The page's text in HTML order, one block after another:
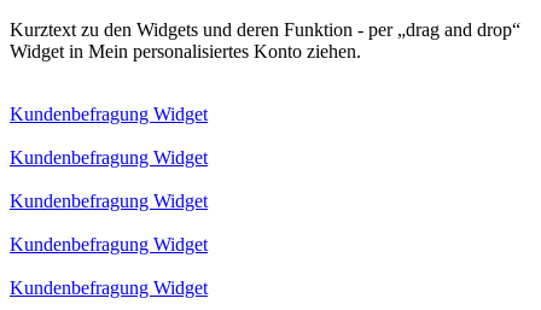
Kurztext zu den Widgets und deren Funktion - per „drag and drop“
Widget in Mein personalisiertes Konto ziehen.
Kundenbefragung Widget
Kundenbefragung Widget
Kundenbefragung Widget
Kundenbefragung Widget
Kundenbefragung Widget